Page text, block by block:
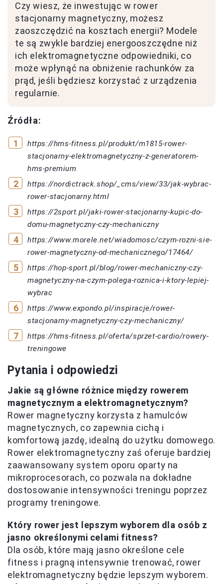
Czy wiesz, że inwestując w rower
stacjonarny magnetyczny, możesz
zaoszczędzić na kosztach energii? Modele
te są zwykle bardziej energooszczędne niż
ich elektromagnetyczne odpowiedniki, co
może wpłynąć na obniżenie rachunków za
prąd, jeśli będziesz korzystać z urządzenia
regularnie.
Źródła:
https://hms-fitness.pl/produkt/m1815-rower-
stacjonarny-elektromagnetyczny-z-generatorem-
hms-premium
https://nordictrack.shop/_cms/view/33/jak-wybrac-
rower-stacjonarny.html
https://2sport.pl/jaki-rower-stacjonarny-kupic-do-
domu-magnetyczny-czy-mechaniczny
https://www.morele.net/wiadomosc/czym-rozni-sie-
rower-magnetyczny-od-mechanicznego/17464/
https://hop-sport.pl/blog/rower-mechaniczny-czy-
magnetyczny-na-czym-polega-roznica-i-ktory-lepiej-
wybrac
https://www.expondo.pl/inspiracje/rower-
stacjonarny-magnetyczny-czy-mechaniczny/
https://hms-fitness.pl/oferta/sprzet-cardio/rowery-
treningowe
Pytania i odpowiedzi
Jakie są główne różnice między rowerem
magnetycznym a elektromagnetycznym?
Rower magnetyczny korzysta z hamulców
magnetycznych, co zapewnia cichą i
komfortową jazdę, idealną do użytku domowego.
Rower elektromagnetyczny zaś oferuje bardziej
zaawansowany system oporu oparty na
mikroprocesorach, co pozwala na dokładne
dostosowanie intensywności treningu poprzez
programy treningowe.
Który rower jest lepszym wyborem dla osób z
jasno określonymi celami fitness?
Dla osób, które mają jasno określone cele
fitness i pragną intensywnie trenować, rower
elektromagnetyczny będzie lepszym wyborem.